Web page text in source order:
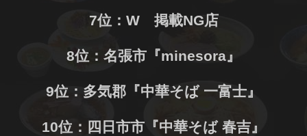
7位：W 掲載NG店
8位：名張市『minesora』
9位：多気郡『中華そば 一富士』
10位：四日市市『中華そば 春吉』